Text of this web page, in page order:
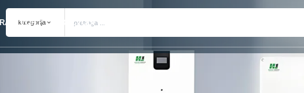
RASTVOR PROIZVODI
kategorija